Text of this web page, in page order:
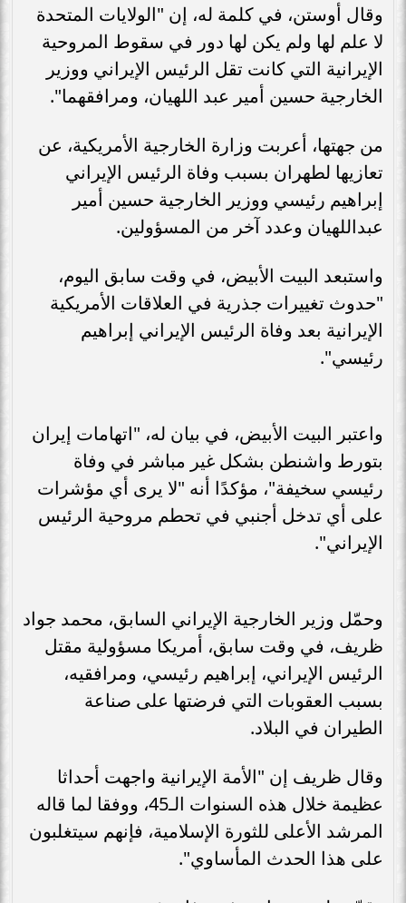
وقال أوستن، في كلمة له، إن "الولايات المتحدة
لا علم لها ولم يكن لها دور في سقوط المروحية
الإيرانية التي كانت تقل الرئيس الإيراني ووزير
الخارجية حسين أمير عبد اللهيان، ومرافقهما".
من جهتها، أعربت وزارة الخارجية الأمريكية، عن
تعازيها لطهران بسبب وفاة الرئيس الإيراني
إبراهيم رئيسي ووزير الخارجية حسين أمير
عبداللهيان وعدد آخر من المسؤولين.
واستبعد البيت الأبيض، في وقت سابق اليوم،
"حدوث تغييرات جذرية في العلاقات الأمريكية
الإيرانية بعد وفاة الرئيس الإيراني إبراهيم
رئيسي".
واعتبر البيت الأبيض، في بيان له، "اتهامات إيران
بتورط واشنطن بشكل غير مباشر في وفاة
رئيسي سخيفة"، مؤكدًا أنه "لا يرى أي مؤشرات
على أي تدخل أجنبي في تحطم مروحية الرئيس
الإيراني".
وحمّل وزير الخارجية الإيراني السابق، محمد جواد
ظريف، في وقت سابق، أمريكا مسؤولية مقتل
الرئيس الإيراني، إبراهيم رئيسي، ومرافقيه،
بسبب العقوبات التي فرضتها على صناعة
الطيران في البلاد.
وقال ظريف إن "الأمة الإيرانية واجهت أحداثا
عظيمة خلال هذه السنوات الـ45، ووفقا لما قاله
المرشد الأعلى للثورة الإسلامية، فإنهم سيتغلبون
على هذا الحدث المأساوي".